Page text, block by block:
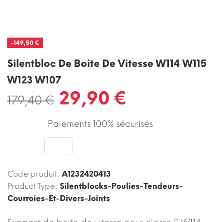
-149,50 €
Silentbloc De Boite De Vitesse W114 W115
W123 W107
179,40 € 29,90 €
Paiements 100% sécurisés
Code produit: A1232420413
Product Type: Silentblocks-Poulies-Tendeurs-
Courroies-Et-Divers-Joints